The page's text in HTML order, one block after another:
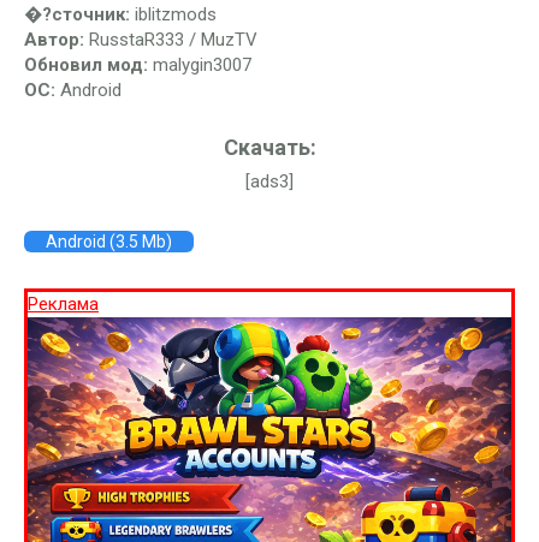
�?сточник: iblitzmods
Автор: RusstaR333 / MuzTV
Обновил мод: malygin3007
ОС: Android
Скачать:
[ads3]
Android (3.5 Mb)
Реклама